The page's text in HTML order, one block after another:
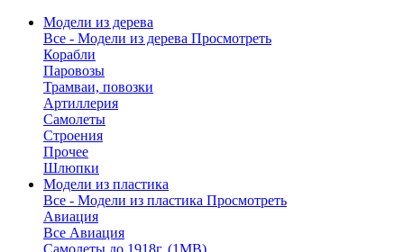
Модели из дерева
Все - Модели из дерева Просмотреть
Корабли
Паровозы
Трамваи, повозки
Артиллерия
Самолеты
Строения
Прочее
Шлюпки
Модели из пластика
Все - Модели из пластика Просмотреть
Авиация
Все Авиация
Самолеты до 1918г. (1МВ)